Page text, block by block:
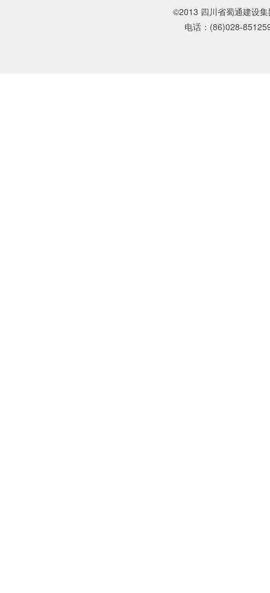
©2013 四川省蜀通建设
电话：(86)028-